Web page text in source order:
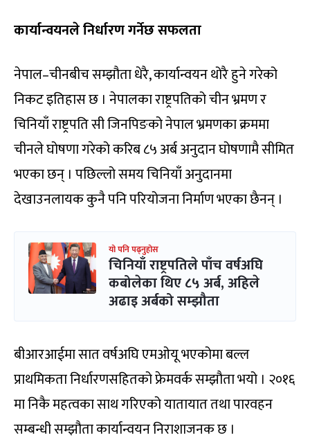
कार्यान्वयनले निर्धारण गर्नेछ सफलता
नेपाल–चीनबीच सम्झौता धेरै, कार्यान्वयन थोरै हुने गरेको
निकट इतिहास छ । नेपालका राष्ट्रपतिको चीन भ्रमण र
चिनियाँ राष्ट्रपति सी जिनपिङको नेपाल भ्रमणका क्रममा
चीनले घोषणा गरेको करिब ८५ अर्ब अनुदान घोषणामै सीमित
भएका छन् । पछिल्लो समय चिनियाँ अनुदानमा
देखाउनलायक कुनै पनि परियोजना निर्माण भएका छैनन् ।
यो पनि पढ्नुहोस
चिनियाँ राष्ट्रपतिले पाँच वर्षअघि
कबोलेका थिए ८५ अर्ब, अहिले
अढाइ अर्बको सम्झौता
बीआरआईमा सात वर्षअघि एमओयू भएकोमा बल्ल
प्राथमिकता निर्धारणसहितको फ्रेमवर्क सम्झौता भयो । २०१६
मा निकै महत्वका साथ गरिएको यातायात तथा पारवहन
सम्बन्धी सम्झौता कार्यान्वयन निराशाजनक छ ।